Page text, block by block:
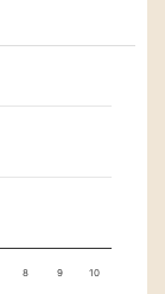
8 9 10